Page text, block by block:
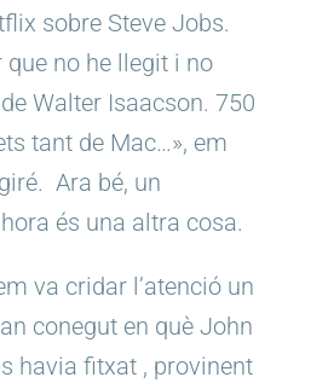
sobre Steve Jobs.
no he llegit i no
Walter Isaacson. 750
tant de Mac…», em
Ara bé, un
és una altra cosa.
va cridar l’atenció un
conegut en què John
havia fitxat , provinent